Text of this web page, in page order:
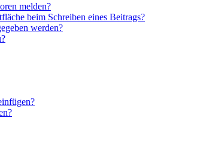
melden?
beim Schreiben eines Beitrags?
werden?